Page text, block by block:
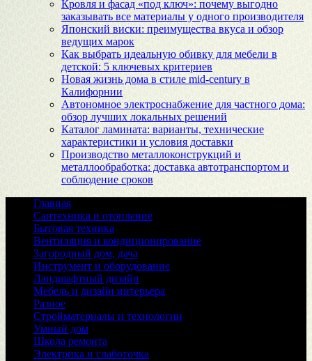
Кровля и фасад «под ключ»: почему выгодно
заказывать все материалы у одного производителя
Японский виски: преимущества вкуса и обзор
ведущих марок
Как выбрать идеальную обивку для мебели в
детской: 5 ключевых критериев
Новая жизнь дома в стиле mid-century в
Калифорнии
Автономное электроснабжение для частного дома:
обзор лучших локальных решений
Каталог ламината: варианты, технические
характеристики и условия доставки
Производство металлоконструкций и
металлообработка: доставка автотранспортом и
соблюдение сроков
Главная
Сантехника и отопление
Бытовая техника
Вентиляция и кондиционирование
Загородный дом, дача
Инструмент и оборудование
Ландшафтный дизайн
Мебель и дизайн интерьера
Разное
Стройматериалы и технологии
Умный дом
Школа ремонта
Электрика и слаботочка